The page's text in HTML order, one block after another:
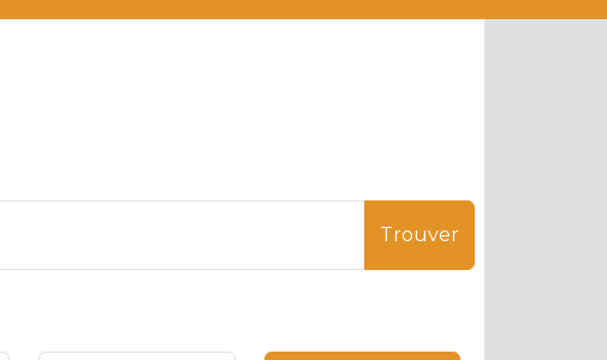
Trouver